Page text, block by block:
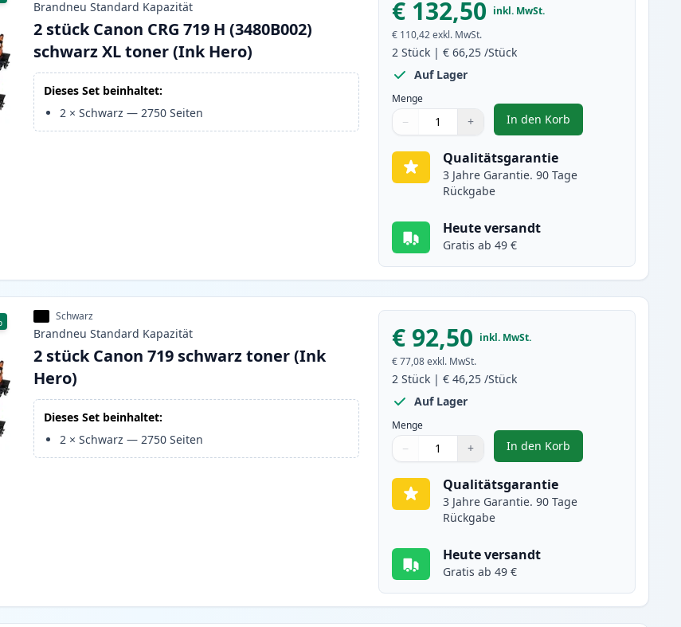
Brandneu Standard Kapazität
2 stück Canon CRG 719 H (3480B002)
schwarz XL toner (Ink Hero)
Dieses Set beinhaltet:
2 ×Schwarz —2750 Seiten
€ 132,50 inkl. MwSt.
€ 110,42 exkl. MwSt.
2 Stück |€ 66,25 /Stück
Auf Lager
Menge
Menge
Verwenden Sie die Tasten, um anzupassen
− +
Menge 1
In den Korb
, 2 stück Canon CRG 719
Qualitätsgarantie
3 Jahre Garantie. 90 Tage
Rückgabe
Heute versandt
Gratis ab 49 €
Schwarz
Brandneu Standard Kapazität
2 stück Canon 719 schwarz toner (Ink
Hero)
Dieses Set beinhaltet:
2 ×Schwarz —2750 Seiten
€ 92,50 inkl. MwSt.
€ 77,08 exkl. MwSt.
2 Stück |€ 46,25 /Stück
Auf Lager
Menge
Menge
Verwenden Sie die Tasten, um anzupassen
− +
Menge 1
In den Korb
, 2 stück Canon 719
Qualitätsgarantie
3 Jahre Garantie. 90 Tage
Rückgabe
Heute versandt
Gratis ab 49 €